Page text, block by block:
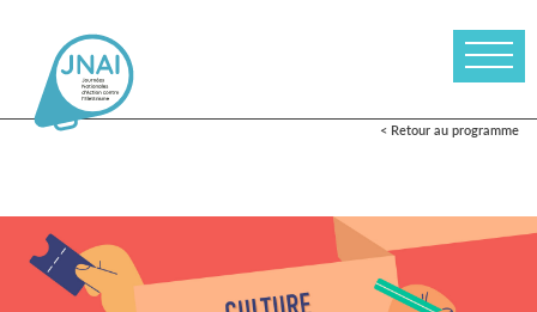
< Retour au programme